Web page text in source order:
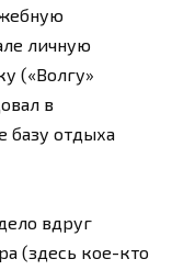
личную
(«Волгу»
в
базу отдыха
вдруг
(здесь кое-кто